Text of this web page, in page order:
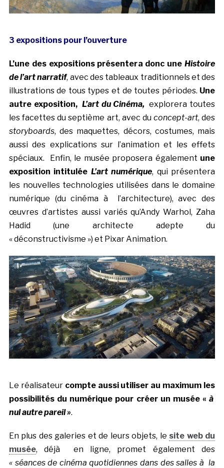
3 expositions pour l’ouverture
L’une des expositions présentera donc uneHistoire
de l’art narratif, avec des tableaux traditionnels et des
illustrations de tous types et de toutes périodes. Une
autre exposition, L’art du Cinéma,explorera toutes
les facettes du septième art, avec du concept-art, des
storyboards, des maquettes, décors, costumes, mais
aussi des explications sur l’animation et les effets
spéciaux. Enfin, le musée proposera également une
exposition intitulée L’art numérique, qui présentera
les nouvelles technologies utilisées dans le domaine
numérique (du cinéma à l’architecture), avec des
œuvres d’artistes aussi variés qu’Andy Warhol, Zaha
Hadid (une architecte adepte du
« déconstructivisme ») et Pixar Animation.
Le réalisateur compte aussi utiliser au maximum les
possibilités du numérique pour créer un musée «à
nul autre pareil ».
En plus des galeries et de leurs objets, le site web du
musée, déjà en ligne, promet également des
« séances de cinéma quotidiennes dans des salles à la